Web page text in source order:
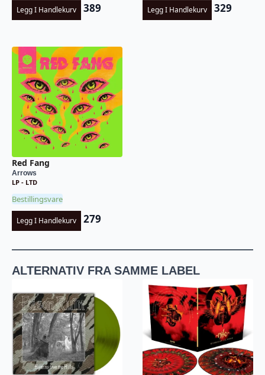
Legg I Handlekurv 389 Legg I Handlekurv 329
Red Fang
Arrows
LP - LTD
Bestillingsvare
Legg I Handlekurv 279
ALTERNATIV FRA SAMME LABEL